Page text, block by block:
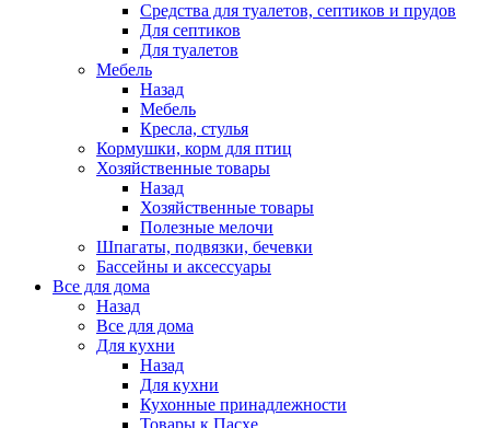
Средства для туалетов, септиков и прудов
Для септиков
Для туалетов
Мебель
Назад
Мебель
Кресла, стулья
Кормушки, корм для птиц
Хозяйственные товары
Назад
Хозяйственные товары
Полезные мелочи
Шпагаты, подвязки, бечевки
Бассейны и аксессуары
Все для дома
Назад
Все для дома
Для кухни
Назад
Для кухни
Кухонные принадлежности
Товары к Пасхе